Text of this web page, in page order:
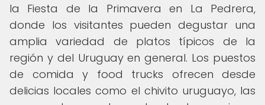
la Fiesta de la Primavera en La Pedrera,
donde los visitantes pueden degustar una
amplia variedad de platos típicos de la
región y del Uruguay en general. Los puestos
de comida y food trucks ofrecen desde
delicias locales como el chivito uruguayo, las